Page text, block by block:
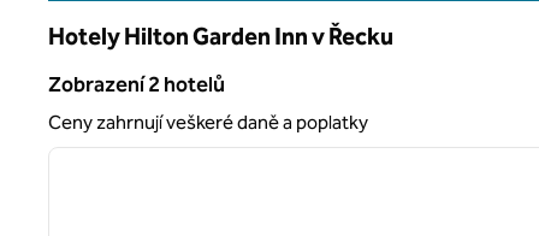
Hotely Hilton Garden Inn v Řecku
Zobrazení 2 hotelů
Zobrazení 2 hotelů
Ceny zahrnují veškeré daně a poplatky
1 z 12